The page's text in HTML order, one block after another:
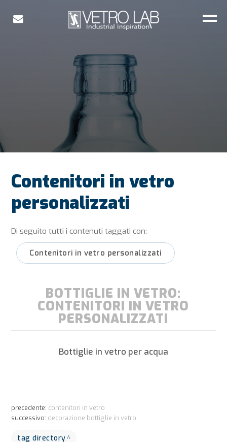
Contenitori in vetro
personalizzati
Di seguito tutti i contenuti taggati con:
Contenitori in vetro personalizzati
BOTTIGLIE IN VETRO:
CONTENITORI IN VETRO
PERSONALIZZATI
Bottiglie in vetro per acqua
precedente: contenitori in vetro
successivo: decorazione bottiglie in vetro
tag directory